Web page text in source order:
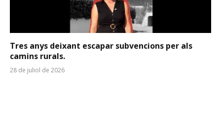
Tres anys deixant escapar subvencions per als
camins rurals.
28 de juliol de 2026